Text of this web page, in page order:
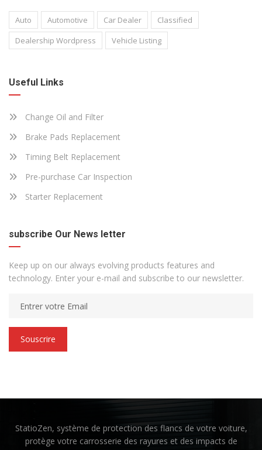
Auto Automotive Car Dealer
Classified
Dealership Wordpress
Vehicle Listing
Useful Links
Change Oil and Filter
Brake Pads Replacement
Timing Belt Replacement
Pre-purchase Car Inspection
Starter Replacement
subscribe Our News letter
Keep up on our always evolving products features and
technology. Enter your e-mail and subscribe to our newsletter.
Souscrire
StatioZen, système de protection des flancs de votre voiture,
protège votre carrosserie des rayures et des impacts de
Suivez-nous sur Facebook
E-mail